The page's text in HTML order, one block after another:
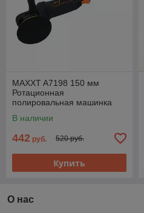
MAXXT A7198 150 мм
Ротационная
полировальная машинка
В наличии
442 руб. 520 руб.
Купить
О нас